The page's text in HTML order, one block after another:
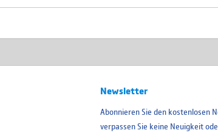
Newsletter
Abonnieren Sie den kostenlosen
verpassen Sie keine Neuigkeit